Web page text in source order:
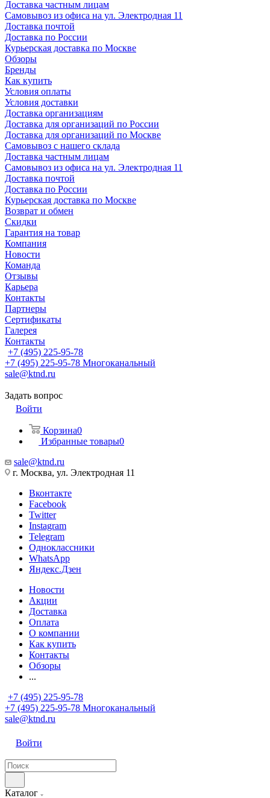
Доставка частным лицам
Самовывоз из офиса на ул. Электродная 11
Доставка почтой
Доставка по России
Курьерская доставка по Москве
Обзоры
Бренды
Как купить
Условия оплаты
Условия доставки
Доставка организациям
Доставка для организаций по России
Доставка для организаций по Москве
Самовывоз с нашего склада
Доставка частным лицам
Самовывоз из офиса на ул. Электродная 11
Доставка почтой
Доставка по России
Курьерская доставка по Москве
Возврат и обмен
Скидки
Гарантия на товар
Компания
Новости
Команда
Отзывы
Карьера
Контакты
Партнеры
Сертификаты
Галерея
Контакты
+7 (495) 225-95-78
+7 (495) 225-95-78 Многоканальный
sale@ktnd.ru
Задать вопрос
Войти
Корзина0
Избранные товары0
sale@ktnd.ru
г. Москва, ул. Электродная 11
Вконтакте
Facebook
Twitter
Instagram
Telegram
Одноклассники
WhatsApp
Яндекс.Дзен
Новости
Акции
Доставка
Оплата
О компании
Как купить
Контакты
Обзоры
...
+7 (495) 225-95-78
+7 (495) 225-95-78 Многоканальный
sale@ktnd.ru
Войти
Каталог